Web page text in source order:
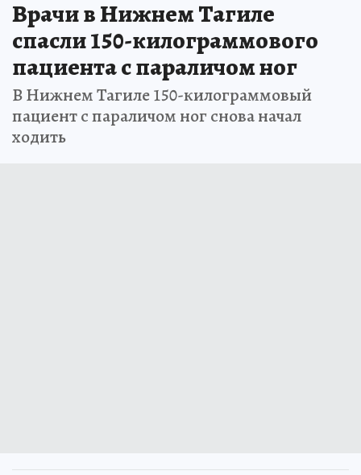
Врачи в Нижнем Тагиле
спасли 150-килограммового
пациента с параличом ног
В Нижнем Тагиле 150-килограммовый
пациент с параличом ног снова начал
ходить